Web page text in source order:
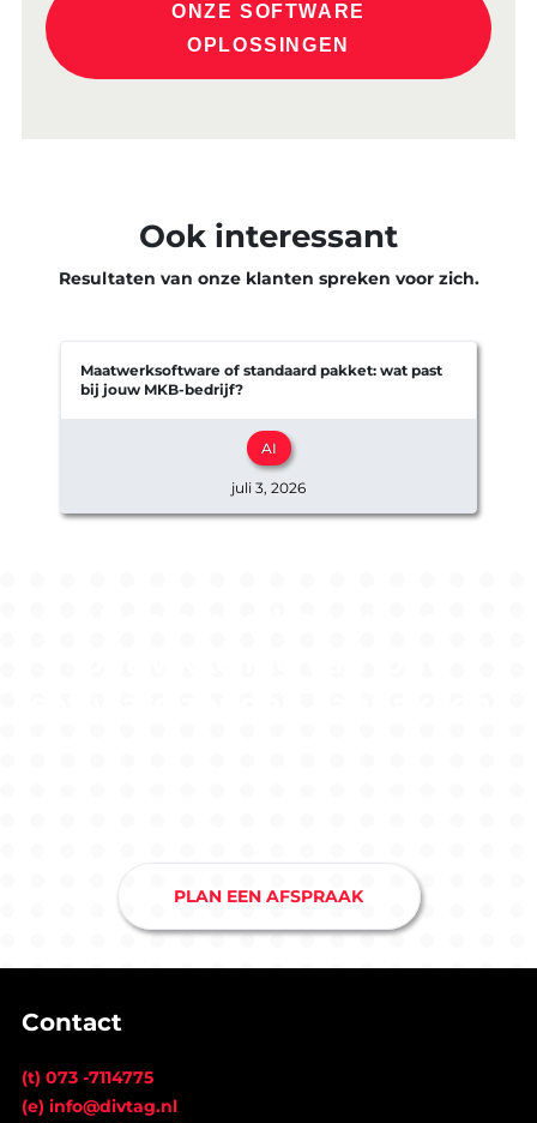
ONZE SOFTWARE
OPLOSSINGEN
Ook interessant
Resultaten van onze klanten spreken voor zich.
Maatwerksoftware of standaard pakket: wat past
bij jouw MKB-bedrijf?
AI
juli 3, 2026
PLAN EEN AFSPRAAK
Contact
(t) 073 -7114775
(e) info@divtag.nl